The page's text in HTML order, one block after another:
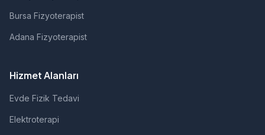
Bursa Fizyoterapist
Adana Fizyoterapist
Hizmet Alanları
Evde Fizik Tedavi
Elektroterapi